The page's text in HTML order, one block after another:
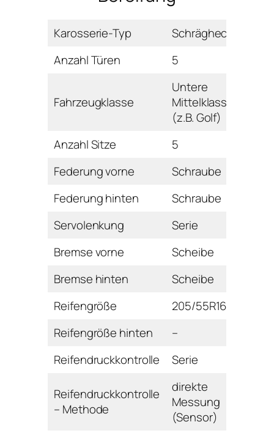
Karosserie-Typ
Schrägheck
Anzahl Türen
5
Fahrzeugklasse
Untere
Mittelklasse
(z.B. Golf)
Anzahl Sitze
5
Federung vorne
Schraube
Federung hinten
Schraube
Servolenkung
Serie
Bremse vorne
Scheibe
Bremse hinten
Scheibe
Reifengröße
205/55R16
Reifengröße hinten
–
Reifendruckkontrolle
Serie
Reifendruckkontrolle
– Methode
direkte
Messung
(Sensor)